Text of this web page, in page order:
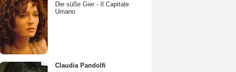
Die süße Gier - Il Capitale
Umano
Claudia Pandolfi